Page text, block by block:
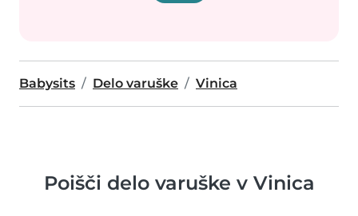
Babysits Delo varuške Vinica
Poišči delo varuške v Vinica